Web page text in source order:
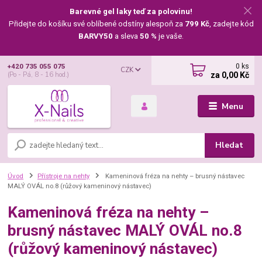
Barevné gel laky teď za polovinu!
Přidejte do košíku své oblíbené odstíny alespoň za 799 Kč, zadejte kód
BARVY50 a sleva 50 % je vaše.
Menu
CZK
Hledat
+420 735 055 075
(Po - Pá, 8 - 16 hod.)
0 ks
za 0,00 Kč
Úvod Přístroje na nehty
Kameninová fréza na nehty – brusný nástavec
MALÝ OVÁL no.8 (růžový kameninový nástavec)
Kameninová fréza na nehty –
brusný nástavec MALÝ OVÁL no.8
(růžový kameninový nástavec)